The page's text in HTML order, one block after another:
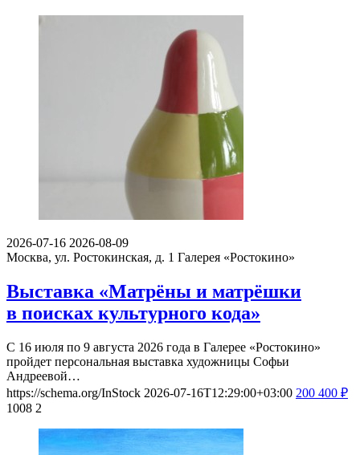
2026-07-16 2026-08-09
Москва, ул. Ростокинская, д. 1 Галерея «Ростокино»
Выставка «Матрёны и матрёшки
в поисках культурного кода»
С 16 июля по 9 августа 2026 года в Галерее «Ростокино»
пройдет персональная выставка художницы Софьи
Андреевой…
https://schema.org/InStock 2026-07-16T12:29:00+03:00 200 400 ₽
1008 2